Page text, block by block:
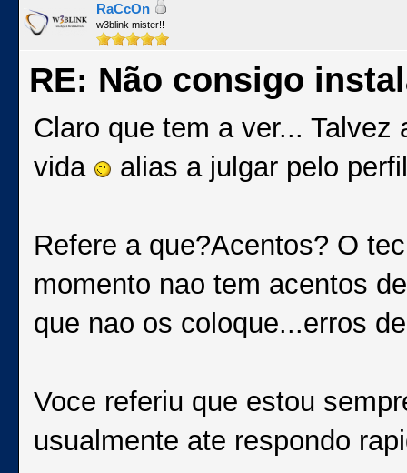
RaCcOn
w3blink mister!!
RE: Não consigo
Claro que tem a ver...
vida
alias a julgar pelo
Refere a que?Acentos? O
momento nao tem acentos
que nao os coloque...erros
Voce referiu que estou
usualmente ate respondo